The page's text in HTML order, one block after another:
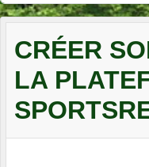
CRÉER
LA